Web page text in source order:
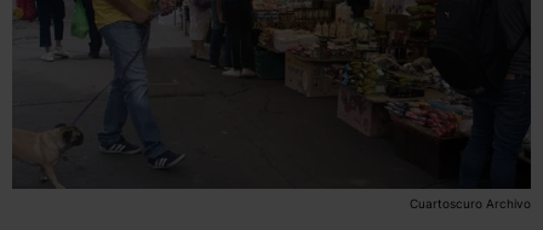
Cuartoscuro Archivo